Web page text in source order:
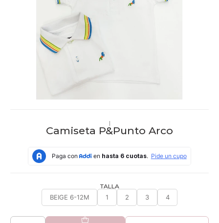
|
Camiseta P&Punto Arco
TALLA
BEIGE 6-12M
1 2 3 4